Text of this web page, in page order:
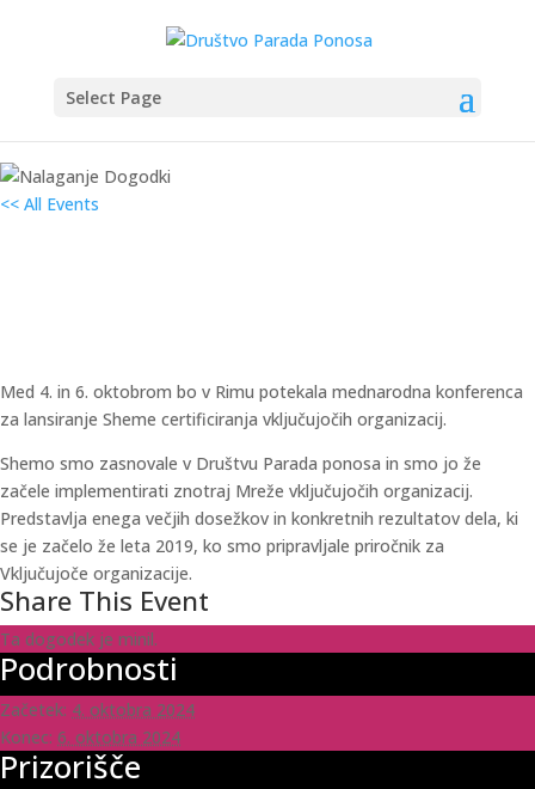
Select Page
<< All Events
Med 4. in 6. oktobrom bo v Rimu potekala mednarodna konferenca
za lansiranje Sheme certificiranja vključujočih organizacij.
Shemo smo zasnovale v Društvu Parada ponosa in smo jo že
začele implementirati znotraj Mreže vključujočih organizacij.
Predstavlja enega večjih dosežkov in konkretnih rezultatov dela, ki
se je začelo že leta 2019, ko smo pripravljale priročnik za
Vključujoče organizacije.
Share This Event
Ta dogodek je minil.
Podrobnosti
Začetek: 4. oktobra 2024
Konec: 6. oktobra 2024
Prizorišče